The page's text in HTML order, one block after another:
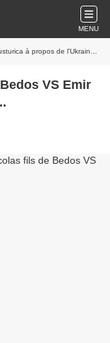
MENU
à propos de l'Ukraine...
VS Emir